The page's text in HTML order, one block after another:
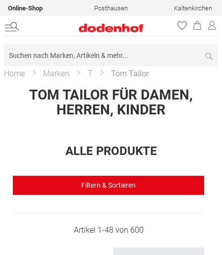
Online-Shop Posthausen Kaltenkirchen
Home Marken T Tom Tailor
TOM TAILOR FÜR DAMEN,
HERREN, KINDER
ALLE PRODUKTE
Filtern & Sortieren
Artikel 1-48 von 600